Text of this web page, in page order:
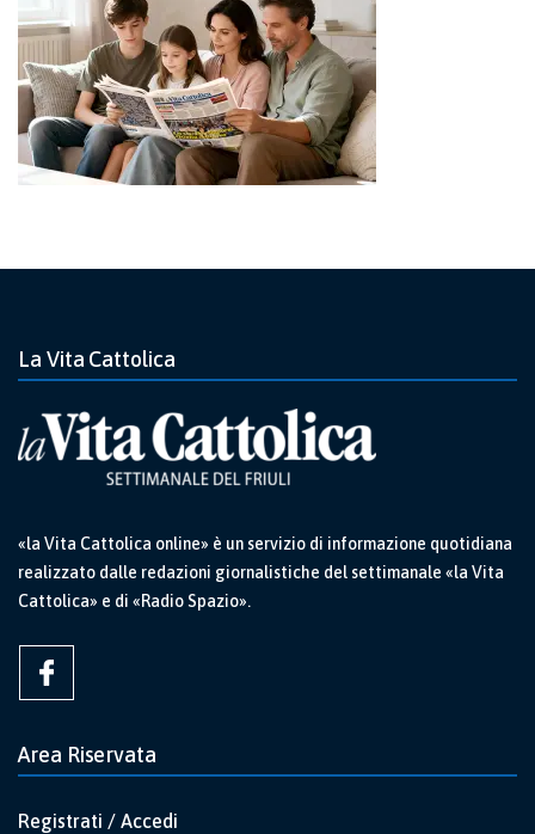
La Vita Cattolica
«la Vita Cattolica online» è un servizio di informazione quotidiana
realizzato dalle redazioni giornalistiche del settimanale «la Vita
Cattolica» e di «Radio Spazio».
Area Riservata
Registrati / Accedi